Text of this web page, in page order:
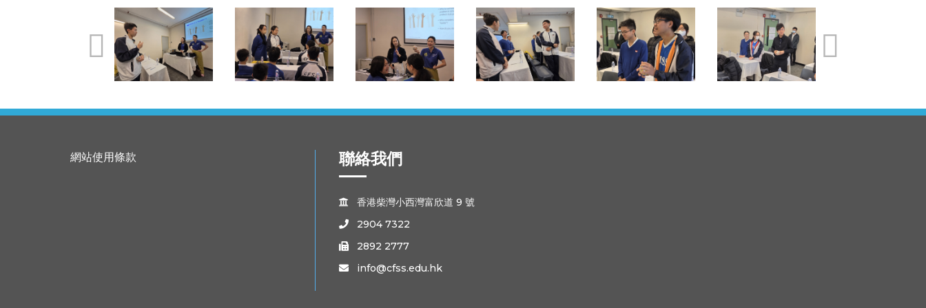
網站使用條款 聯絡我們
 香港柴灣小西灣富欣道 9 號
 2904 7322
 2892 2777
 info@cfss.edu.hk